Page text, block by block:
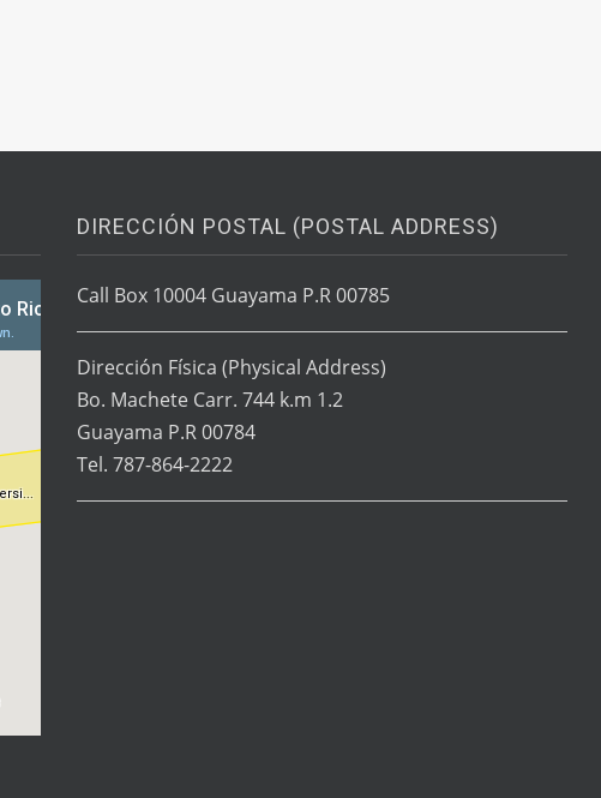
DIRECCIÓN POSTAL (POSTAL ADDRESS)
Call Box 10004 Guayama P.R 00785
Dirección Física (Physical Address)
Bo. Machete Carr. 744 k.m 1.2
Guayama P.R 00784
Tel. 787-864-2222